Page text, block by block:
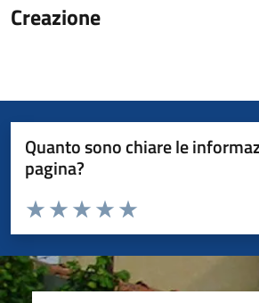
Creazione
Quanto sono chiare le
pagina?
Valuta da 1 a 5 stelle la pagina
Valuta 5 stelle su 5
Valuta 4 stelle su 5
Valuta 3 stelle su 5
Valuta 2 stelle su 5
Valuta 1 stelle su 5